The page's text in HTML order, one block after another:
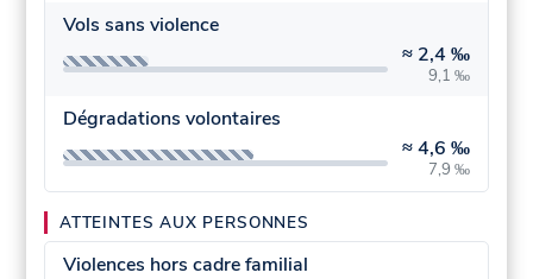
Vols sans violence
≈ 2,4 ‰
9,1 ‰
Dégradations volontaires
≈4,6 ‰
7,9 ‰
ATTEINTES AUX PERSONNES
Violences hors cadre familial